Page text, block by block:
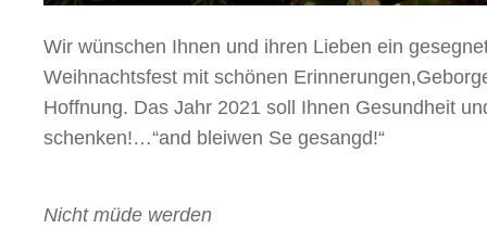
Wir wünschen Ihnen und ihren Lieben ein
Weihnachtsfest mit schönen
Hoffnung. Das Jahr 2021 soll Ihnen Gesundheit
schenken!…“and bleiwen Se gesangd!“
Nicht müde werden